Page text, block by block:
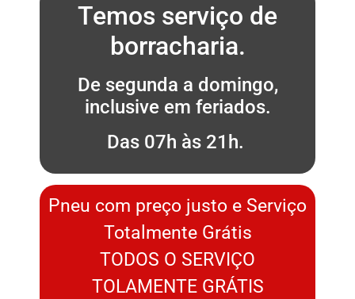
Temos serviço de
borracharia.
De segunda a domingo,
inclusive em feriados.
Das 07h às 21h.
Pneu com preço justo e Serviço
Totalmente Grátis
TODOS O SERVIÇO
TOLAMENTE GRÁTIS